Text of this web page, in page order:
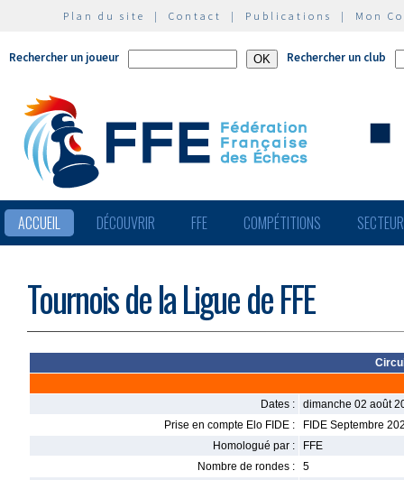
Plan du site | Contact | Publications | Mon
Rechercher un joueur Rechercher un club
ACCUEIL DÉCOUVRIR FFE COMPÉTITIONS
Tournois de la Ligue de FFE
Dates :
dimanche 02 août
Prise en compte Elo FIDE :
FIDE Septembre
Homologué par :
FFE
Nombre de rondes :
5